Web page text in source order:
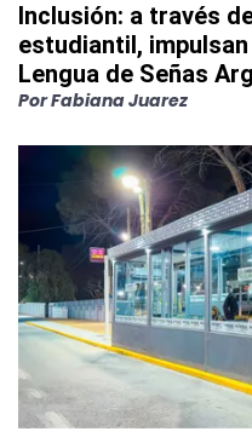
Inclusión: a través
estudiantil,
Lengua de Señas
PorFabiana Juarez